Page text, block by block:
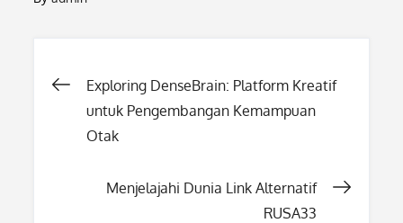
Post
navigation
Exploring DenseBrain: Platform Kreatif
untuk Pengembangan Kemampuan
Otak
Menjelajahi Dunia Link Alternatif
RUSA33